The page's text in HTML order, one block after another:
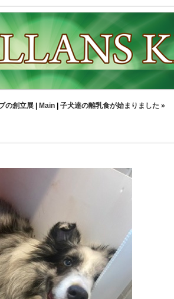
の創立展 Main 子犬達の離乳食が始まりました »